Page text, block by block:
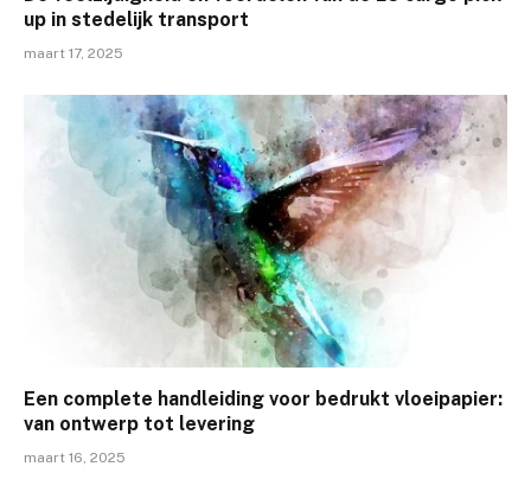
up in stedelijk transport
maart 17, 2025
Een complete handleiding voor bedrukt vloeipapier:
van ontwerp tot levering
maart 16, 2025